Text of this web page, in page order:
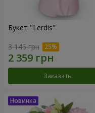
Букет "Lerdis"
3 145 грн
Заказать